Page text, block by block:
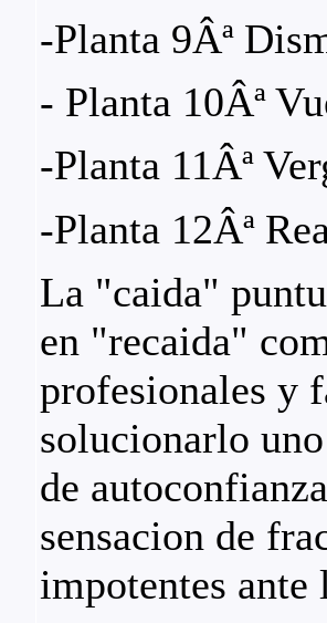
-Planta 9Âª
- Planta 10Âª
-Planta 11Âª
-Planta 12Âª
La "caida"
en "recaida"
profesionales y
solucionarlo
de
sensacion de
impotentes ante